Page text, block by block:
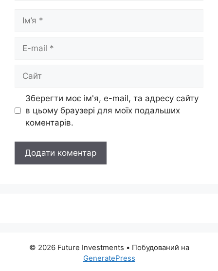
Ім’я
Сайт
Зберегти моє ім'я, e-mail, та адресу сайту
в цьому браузері для моїх подальших
коментарів.
© 2026 Future Investments • Побудований на
GeneratePress